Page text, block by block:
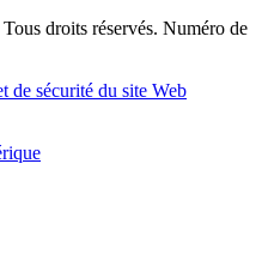
droits réservés. Numéro de
de sécurité du site Web